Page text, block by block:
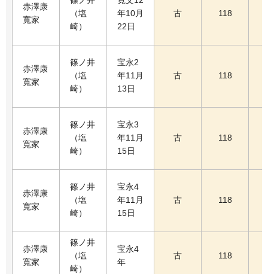
赤澤康
寬家
（塩
崎）
年10月
22日
古 118
赤澤康
寬家
篠ノ井
（塩
崎）
宝永2
年11月
13日
古 118
赤澤康
寬家
篠ノ井
（塩
崎）
宝永3
年11月
15日
古 118
赤澤康
寬家
篠ノ井
（塩
崎）
宝永4
年11月
15日
古 118
赤澤康
寬家
篠ノ井
（塩
崎）
宝永4
年
古 118